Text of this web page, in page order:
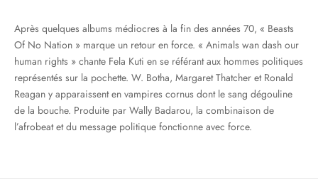
Après quelques albums médiocres à la fin des années 70, « Beasts
Of No Nation » marque un retour en force. « Animals wan dash our
human rights » chante Fela Kuti en se référant aux hommes politiques
représentés sur la pochette. W. Botha, Margaret Thatcher et Ronald
Reagan y apparaissent en vampires cornus dont le sang dégouline
de la bouche. Produite par Wally Badarou, la combinaison de
l’afrobeat et du message politique fonctionne avec force.